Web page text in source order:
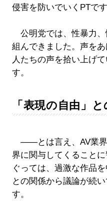
侵害を防いでいくPTです
公明党では、性暴力、
組んできました。声を
人たちの声を拾い上げ
す。
「表現の自由」
――とは言え、AV業界
界に関与してくること
ぐっては、過激な作品
との関係から議論が続
す。